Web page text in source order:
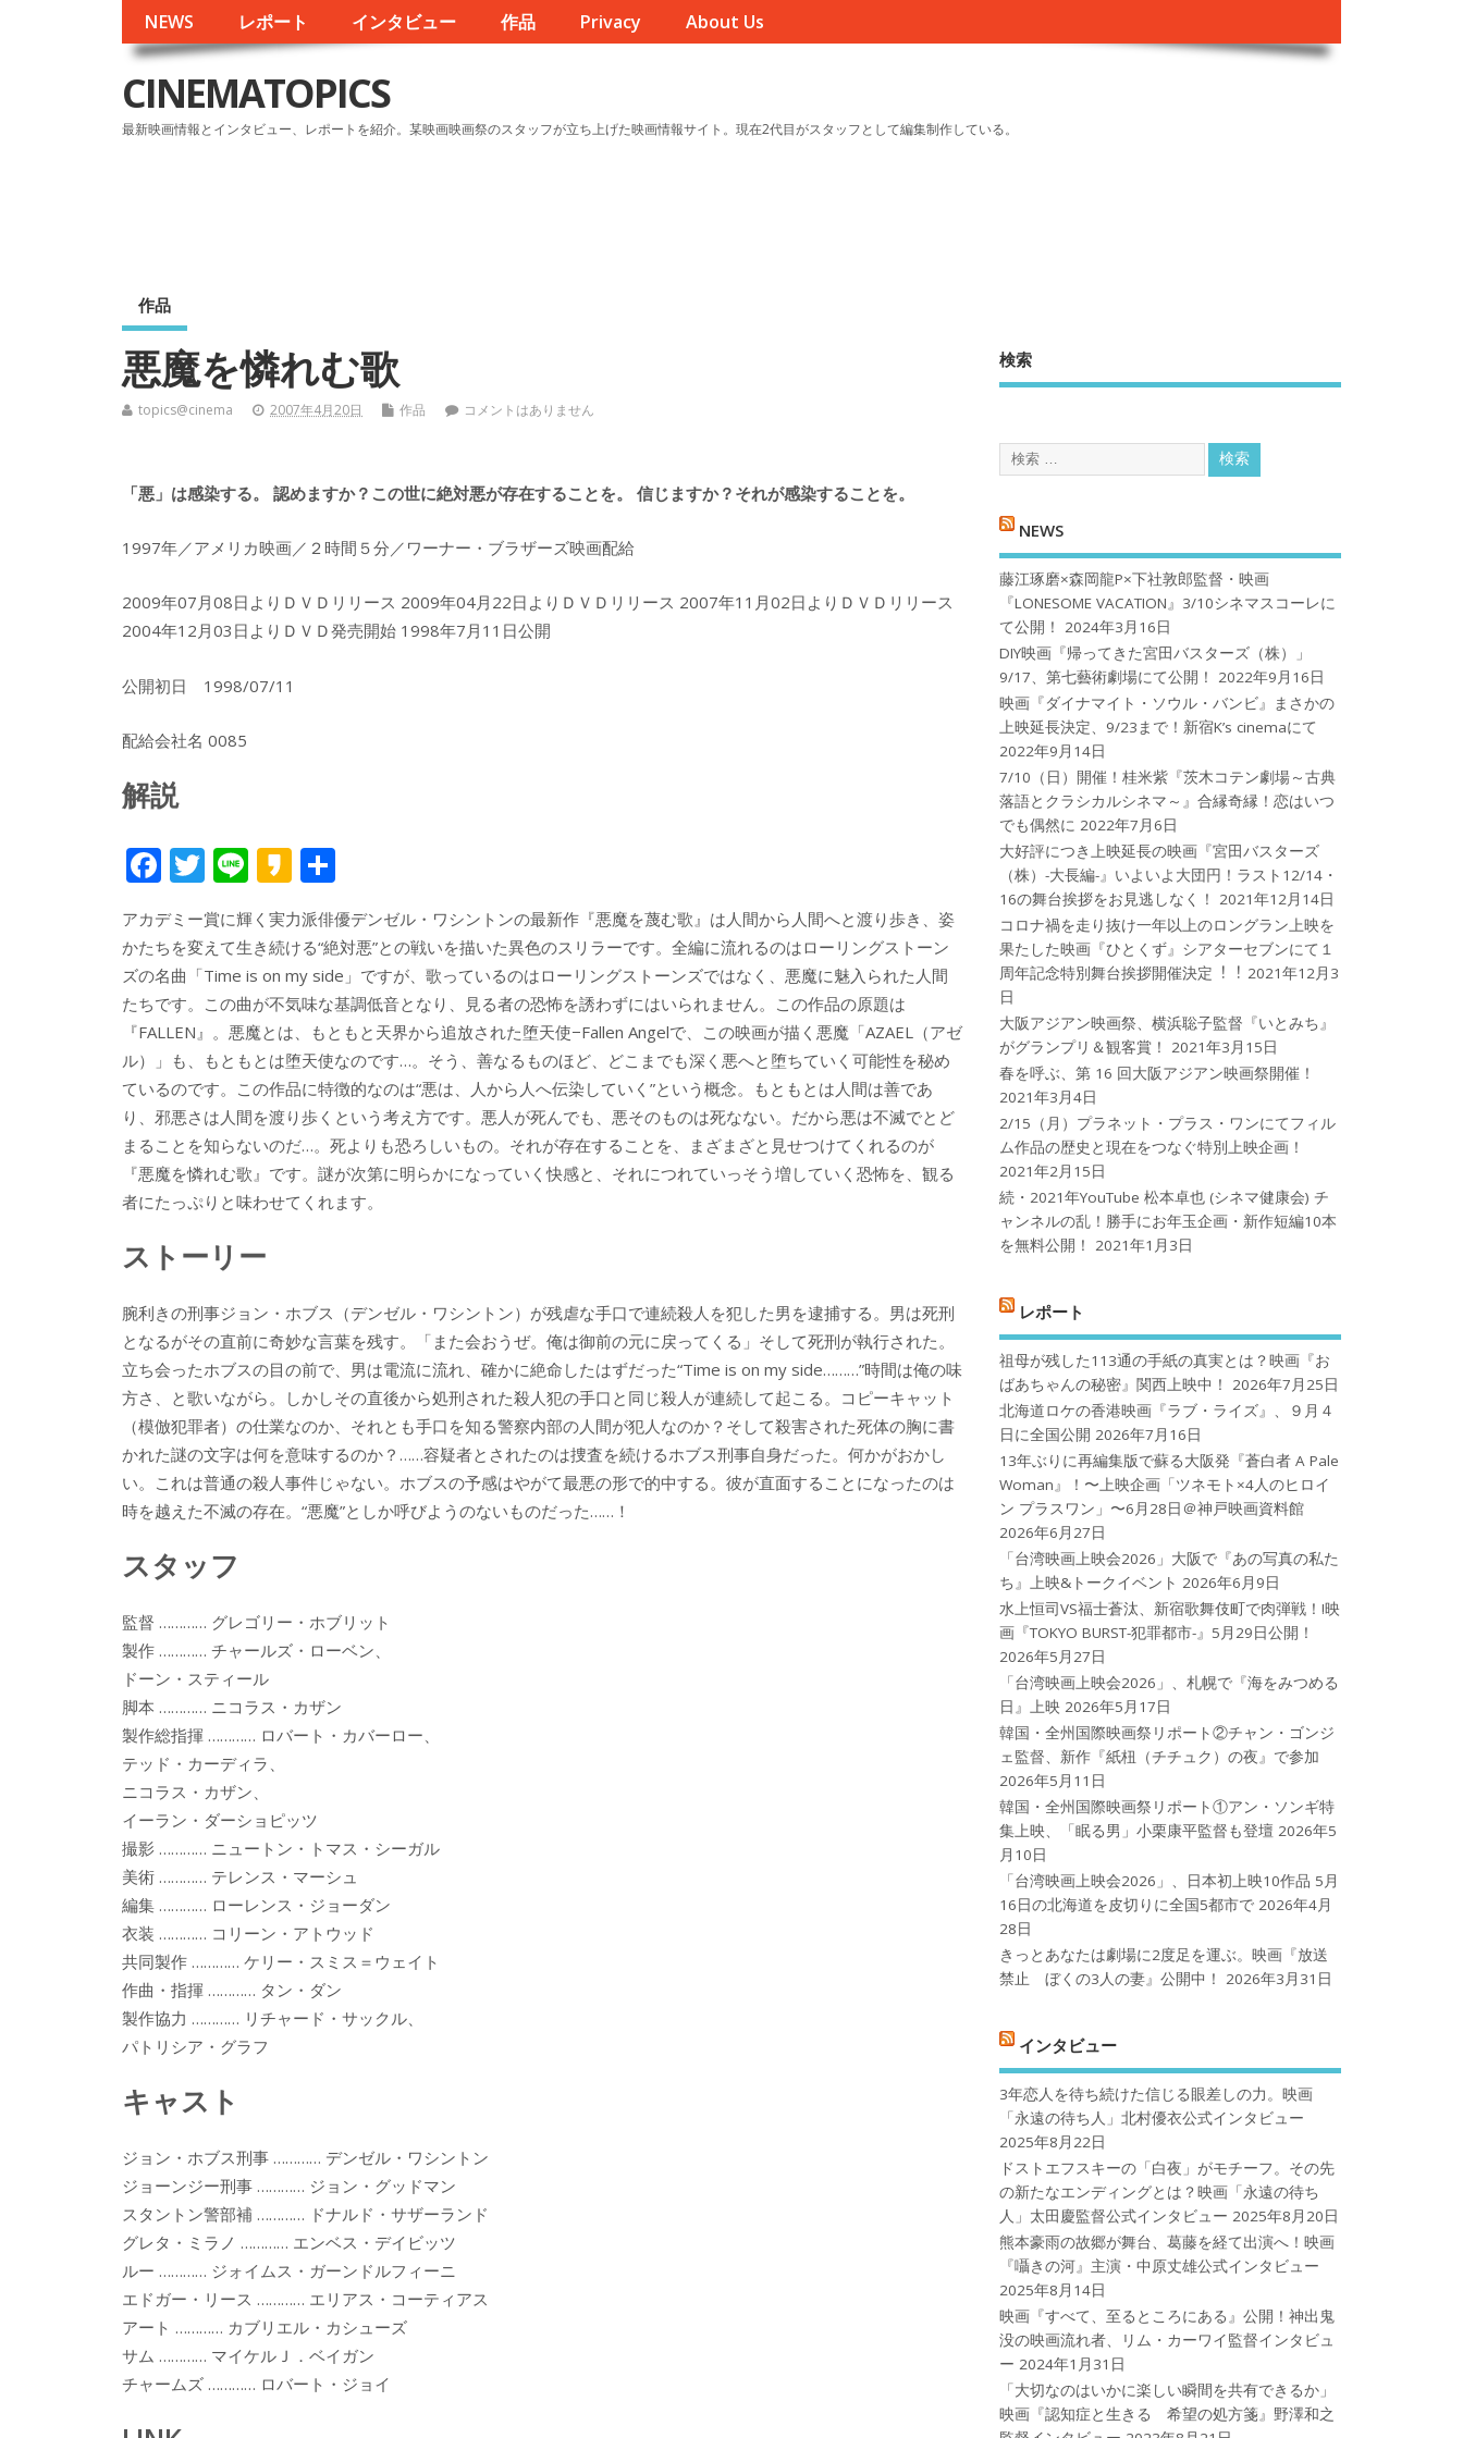
NEWS レポート インタビュー 作品 Privacy About Us
CINEMATOPICS
最新映画情報とインタビュー、レポートを紹介。某映画映画祭のスタッフが立ち上げた映画情報サイト。現在2代目がスタッフとして編集制作している。
作品
悪魔を憐れむ歌
topics@cinema 2007年4月20日 作品 コメントはありません
「悪」は感染する。 認めますか？この世に絶対悪が存在することを。 信じますか？それが感染することを。
1997年／アメリカ映画／２時間５分／ワーナー・ブラザーズ映画配給
2009年07月08日よりＤＶＤリリース 2009年04月22日よりＤＶＤリリース 2007年11月02日よりＤＶＤリリース
2004年12月03日よりＤＶＤ発売開始 1998年7月11日公開
公開初日 1998/07/11
配給会社名 0085
解説
F
e
b
o
o
k
T
w
itt
er
Li
n
e
K
a
k
a
o
有
アカデミー賞に輝く実力派俳優デンゼル・ワシントンの最新作『悪魔を蔑む歌』は人間から人間へと渡り歩き、姿
かたちを変えて生き続ける“絶対悪”との戦いを描いた異色のスリラーです。全編に流れるのはローリングストーン
ズの名曲「Time is on my side」ですが、歌っているのはローリングストーンズではなく、悪魔に魅入られた人間
たちです。この曲が不気味な基調低音となり、見る者の恐怖を誘わずにはいられません。この作品の原題は
『FALLEN』。悪魔とは、もともと天界から追放された堕天使−Fallen Angelで、この映画が描く悪魔「AZAEL（アゼ
ル）」も、もともとは堕天使なのです…。そう、善なるものほど、どこまでも深く悪へと堕ちていく可能性を秘め
ているのです。この作品に特徴的なのは“悪は、人から人へ伝染していく”という概念。もともとは人間は善であ
り、邪悪さは人間を渡り歩くという考え方です。悪人が死んでも、悪そのものは死なない。だから悪は不滅でとど
まることを知らないのだ…。死よりも恐ろしいもの。それが存在することを、まざまざと見せつけてくれるのが
『悪魔を憐れむ歌』です。謎が次第に明らかになっていく快感と、それにつれていっそう増していく恐怖を、観る
者にたっぷりと味わせてくれます。
ストーリー
腕利きの刑事ジョン・ホブス（デンゼル・ワシントン）が残虐な手口で連続殺人を犯した男を逮捕する。男は死刑
となるがその直前に奇妙な言葉を残す。「また会おうぜ。俺は御前の元に戻ってくる」そして死刑が執行された。
立ち会ったホブスの目の前で、男は電流に流れ、確かに絶命したはずだった“Time is on my side………”時間は俺の味
方さ、と歌いながら。しかしその直後から処刑された殺人犯の手口と同じ殺人が連続して起こる。コピーキャット
（模倣犯罪者）の仕業なのか、それとも手口を知る警察内部の人間が犯人なのか？そして殺害された死体の胸に書
かれた謎の文字は何を意味するのか？……容疑者とされたのは捜査を続けるホブス刑事自身だった。何かがおかし
い。これは普通の殺人事件じゃない。ホブスの予感はやがて最悪の形で的中する。彼が直面することになったのは
時を越えた不滅の存在。“悪魔”としか呼びようのないものだった……！
スタッフ
監督 ………… グレゴリー・ホブリット
製作 ………… チャールズ・ローベン、
ドーン・スティール
脚本 ………… ニコラス・カザン
製作総指揮 ………… ロバート・カバーロー、
テッド・カーディラ、
ニコラス・カザン、
イーラン・ダーショピッツ
撮影 ………… ニュートン・トマス・シーガル
美術 ………… テレンス・マーシュ
編集 ………… ローレンス・ジョーダン
衣装 ………… コリーン・アトウッド
共同製作 ………… ケリー・スミス＝ウェイト
作曲・指揮 ………… タン・ダン
製作協力 ………… リチャード・サックル、
パトリシア・グラフ
キャスト
ジョン・ホブス刑事 ………… デンゼル・ワシントン
ジョーンジー刑事 ………… ジョン・グッドマン
スタントン警部補 ………… ドナルド・サザーランド
グレタ・ミラノ ………… エンベス・デイビッツ
ルー ………… ジォイムス・ガーンドルフィーニ
エドガー・リース ………… エリアス・コーティアス
アート ………… カブリエル・カシューズ
サム ………… マイケルＪ．ベイガン
チャームズ ………… ロバート・ジョイ
検索
NEWS
藤江琢磨×森岡龍P×下社敦郎監督・映画
『LONESOME VACATION』3/10シネマスコーレに
て公開！
2024年3月16日
DIY映画『帰ってきた宮田バスターズ（株）」
9/17、第七藝術劇場にて公開！
2022年9月16日
映画『ダイナマイト・ソウル・バンビ』まさかの
上映延長決定、9/23まで！新宿K’s cinemaにて
2022年9月14日
7/10（日）開催！桂米紫『茨木コテン劇場～古典
落語とクラシカルシネマ～』合縁奇縁！恋はいつ
でも偶然に 2022年7月6日
大好評につき上映延長の映画『宮田バスターズ
（株）-大長編-』いよいよ大団円！ラスト12/14・
16の舞台挨拶をお見逃しなく！
2021年12月14日
コロナ禍を⾛り抜け⼀年以上のロングラン上映を
果たした映画『ひとくず』シアターセブンにて１
周年記念特別舞台挨拶開催決定︕︕ 2021年12月3
日
大阪アジアン映画祭、横浜聡子監督『いとみち』
がグランプリ＆観客賞！
2021年3月15日
春を呼ぶ、第 16 回大阪アジアン映画祭開催！
2021年3月4日
2/15（月）プラネット・プラス・ワンにてフィル
ム作品の歴史と現在をつなぐ特別上映企画！
2021年2月15日
続・2021年YouTube 松本卓也 (シネマ健康会) チ
ャンネルの乱！勝手にお年玉企画・新作短編10本
を無料公開！
2021年1月3日
レポート
祖母が残した113通の手紙の真実とは？映画『お
ばあちゃんの秘密』関西上映中！
2026年7月25日
北海道ロケの香港映画『ラブ・ライズ』、９月４
日に全国公開 2026年7月16日
13年ぶりに再編集版で蘇る大阪発『蒼白者 A Pale
Woman』！〜上映企画「ツネモト×4人のヒロイ
ン プラスワン」〜6月28日＠神戸映画資料館
2026年6月27日
「台湾映画上映会2026」大阪で『あの写真の私た
ち』上映&トークイベント 2026年6月9日
水上恒司VS福士蒼汰、新宿歌舞伎町で肉弾戦！!映
画『TOKYO BURST-犯罪都市-』5月29日公開！
2026年5月27日
「台湾映画上映会2026」、札幌で『海をみつめる
日』上映 2026年5月17日
韓国・全州国際映画祭リポート②チャン・ゴンジ
ェ監督、新作『紙杻（チチュク）の夜』で参加
2026年5月11日
韓国・全州国際映画祭リポート①アン・ソンギ特
集上映、「眠る男」小栗康平監督も登壇 2026年5
月10日
「台湾映画上映会2026」、日本初上映10作品 5月
16日の北海道を皮切りに全国5都市で 2026年4月
28日
きっとあなたは劇場に2度足を運ぶ。映画『放送
禁止 ぼくの3人の妻』公開中！
2026年3月31日
インタビュー
3年恋人を待ち続けた信じる眼差しの力。映画
「永遠の待ち人」北村優衣公式インタビュー
2025年8月22日
ドストエフスキーの「白夜」がモチーフ。その先
の新たなエンディングとは？映画「永遠の待ち
人」太田慶監督公式インタビュー 2025年8月20日
熊本豪雨の故郷が舞台、葛藤を経て出演へ！映画
『囁きの河』主演・中原丈雄公式インタビュー
2025年8月14日
映画『すべて、至るところにある』公開！神出鬼
没の映画流れ者、リム・カーワイ監督インタビュ
ー 2024年1月31日
「大切なのはいかに楽しい瞬間を共有できるか」
映画『認知症と生きる 希望の処方箋』野澤和之